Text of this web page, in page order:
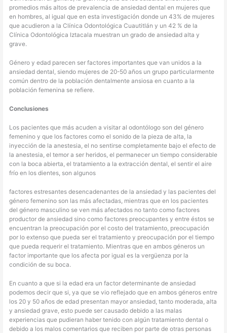
promedios más altos de prevalencia de ansiedad dental en mujeres que
en hombres, al igual que en esta investigación donde un 43% de mujeres
que acudieron a la Clínica Odontológica Cuautitlán y un 42 % de la
Clínica Odontológica Iztacala muestran un grado de ansiedad alta y
grave.
Género y edad parecen ser factores importantes que van unidos a la
ansiedad dental, siendo mujeres de 20-50 años un grupo particularmente
común dentro de la población dentalmente ansiosa en cuanto a la
población femenina se refiere.
Conclusiones
Los pacientes que más acuden a visitar al odontólogo son del género
femenino y que los factores como el sonido de la pieza de alta, la
inyección de la anestesia, el no sentirse completamente bajo el efecto de
la anestesia, el temor a ser heridos, el permanecer un tiempo considerable
con la boca abierta, el tratamiento a la extracción dental, el sentir el aire
frío en los dientes, son algunos
factores estresantes desencadenantes de la ansiedad y las pacientes del
género femenino son las más afectadas, mientras que en los pacientes
del género masculino se ven más afectados no tanto como factores
productor de ansiedad sino como factores preocupantes y entre éstos se
encuentran la preocupación por el costo del tratamiento, preocupación
por lo extenso que pueda ser el tratamiento y preocupación por el tiempo
que pueda requerir el tratamiento. Mientras que en ambos géneros un
factor importante que los afecta por igual es la vergüenza por la
condición de su boca.
En cuanto a que si la edad era un factor determinante de ansiedad
podemos decir que si, ya que se vio reflejado que en ambos géneros entre
los 20 y 50 años de edad presentan mayor ansiedad, tanto moderada, alta
y ansiedad grave, esto puede ser causado debido a las malas
experiencias que pudieran haber tenido con algún tratamiento dental o
debido a los malos comentarios que reciben por parte de otras personas